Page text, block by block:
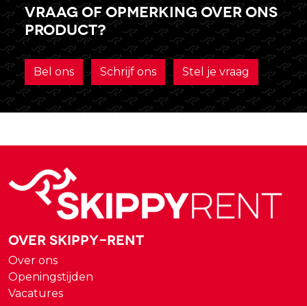
Vraag of opmerking over ons
product?
Bel ons Schrijf ons Stel je vraag
Over Skippy-rent
Over ons
Openingstijden
Vacatures